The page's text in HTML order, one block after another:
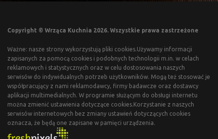
Copyright © Wrząca Kuchnia 2026. Wszystkie prawa zastrzeżone
Ważne: nasze strony wykorzystują pliki cookies.Używamy informacji
zapisanych za pomocą cookies i podobnych technologii m.in. w celach
reklamowych i statystycznych oraz w celu dostosowania naszych
serwisów do indywidualnych potrzeb użytkowników. Mogą też stosować je
współpracujący z nami reklamodawcy, firmy badawcze oraz dostawcy
aplikacji multimedialnych. W programie służącym do obsługi internetu
można zmienić ustawienia dotyczące cookies.Korzystanie z naszych
serwisów internetowych bez zmiany ustawień dotyczących cookies
oznacza, że będą one zapisane w pamięci urządzenia.